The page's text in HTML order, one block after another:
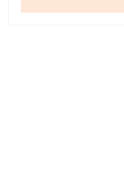
facturación asciende a 29.817